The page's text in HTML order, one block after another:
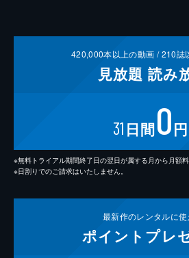
420,000本以上の動画 /210誌
見放題 読み
31 日間0円
※無料トライアル期間終了日の翌日が属する月から月額料
※日割りでのご請求はいたしません。
最新作のレンタルに使
ポイント プレ